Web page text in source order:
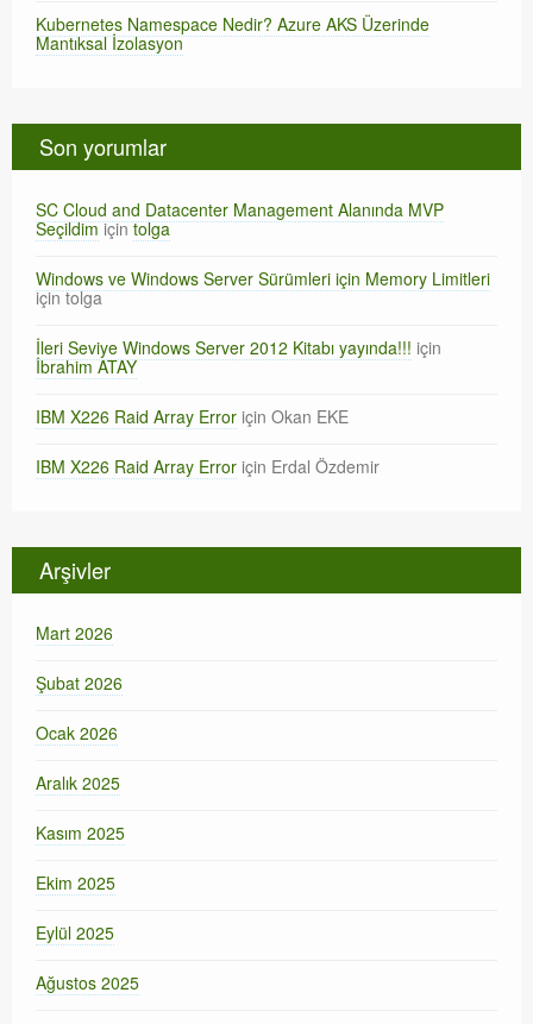
Kubernetes Namespace Nedir? Azure AKS Üzerinde
Mantıksal İzolasyon
Son yorumlar
SC Cloud and Datacenter Management Alanında MVP
Seçildimiçintolga
Windows ve Windows Server Sürümleri için Memory Limitleri
içintolga
İleri Seviye Windows Server 2012 Kitabı yayında!!! için
İbrahim ATAY
IBM X226 Raid Array Error için Okan EKE
IBM X226 Raid Array Error için Erdal Özdemir
Arşivler
Mart 2026
Şubat 2026
Ocak 2026
Aralık 2025
Kasım 2025
Ekim 2025
Eylül 2025
Ağustos 2025